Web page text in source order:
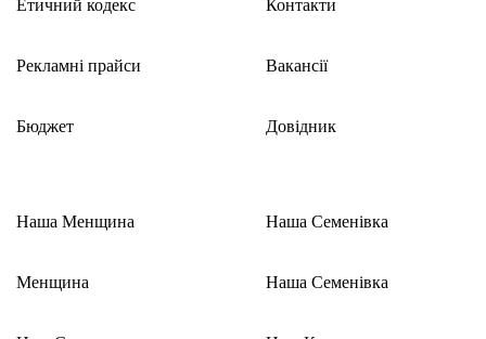
Етичний кодекс
Рекламні прайси
Бюджет
Контакти
Вакансії
Довідник
Наша Менщина
Менщина
Наша Семенівка
Наша Семенівка